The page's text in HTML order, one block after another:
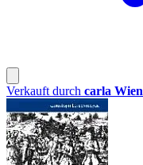
Verkauft durch carla Wien